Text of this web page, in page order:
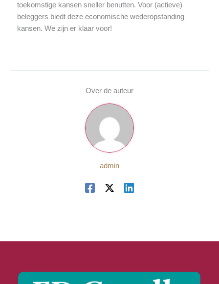
toekomstige kansen sneller benutten. Voor (actieve)
beleggers biedt deze economische wederopstanding
kansen. We zijn er klaar voor!
Over de auteur
admin
Verschillen in de
toekomstvoorzieningen